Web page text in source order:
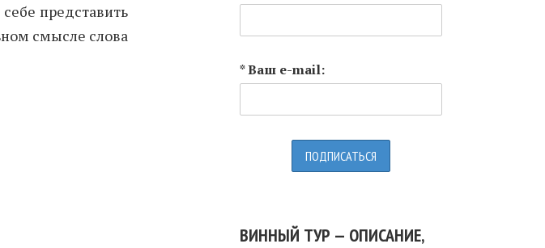
представить
смысле слова
* Ваш e-mail:
ВИННЫЙ ТУР — ОПИСАНИЕ,